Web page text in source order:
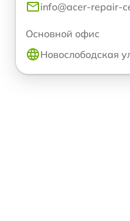
info@acer-repair-
Основной офис
Новослободская